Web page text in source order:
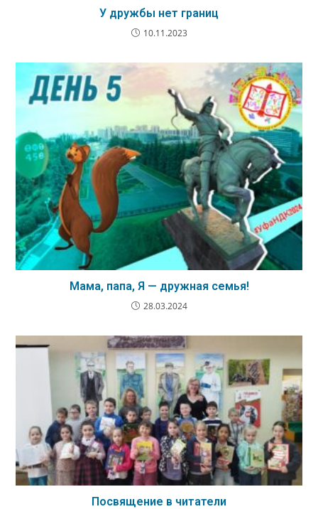
У дружбы нет границ
10.11.2023
Мама, папа, Я — дружная семья!
28.03.2024
Посвящение в читатели